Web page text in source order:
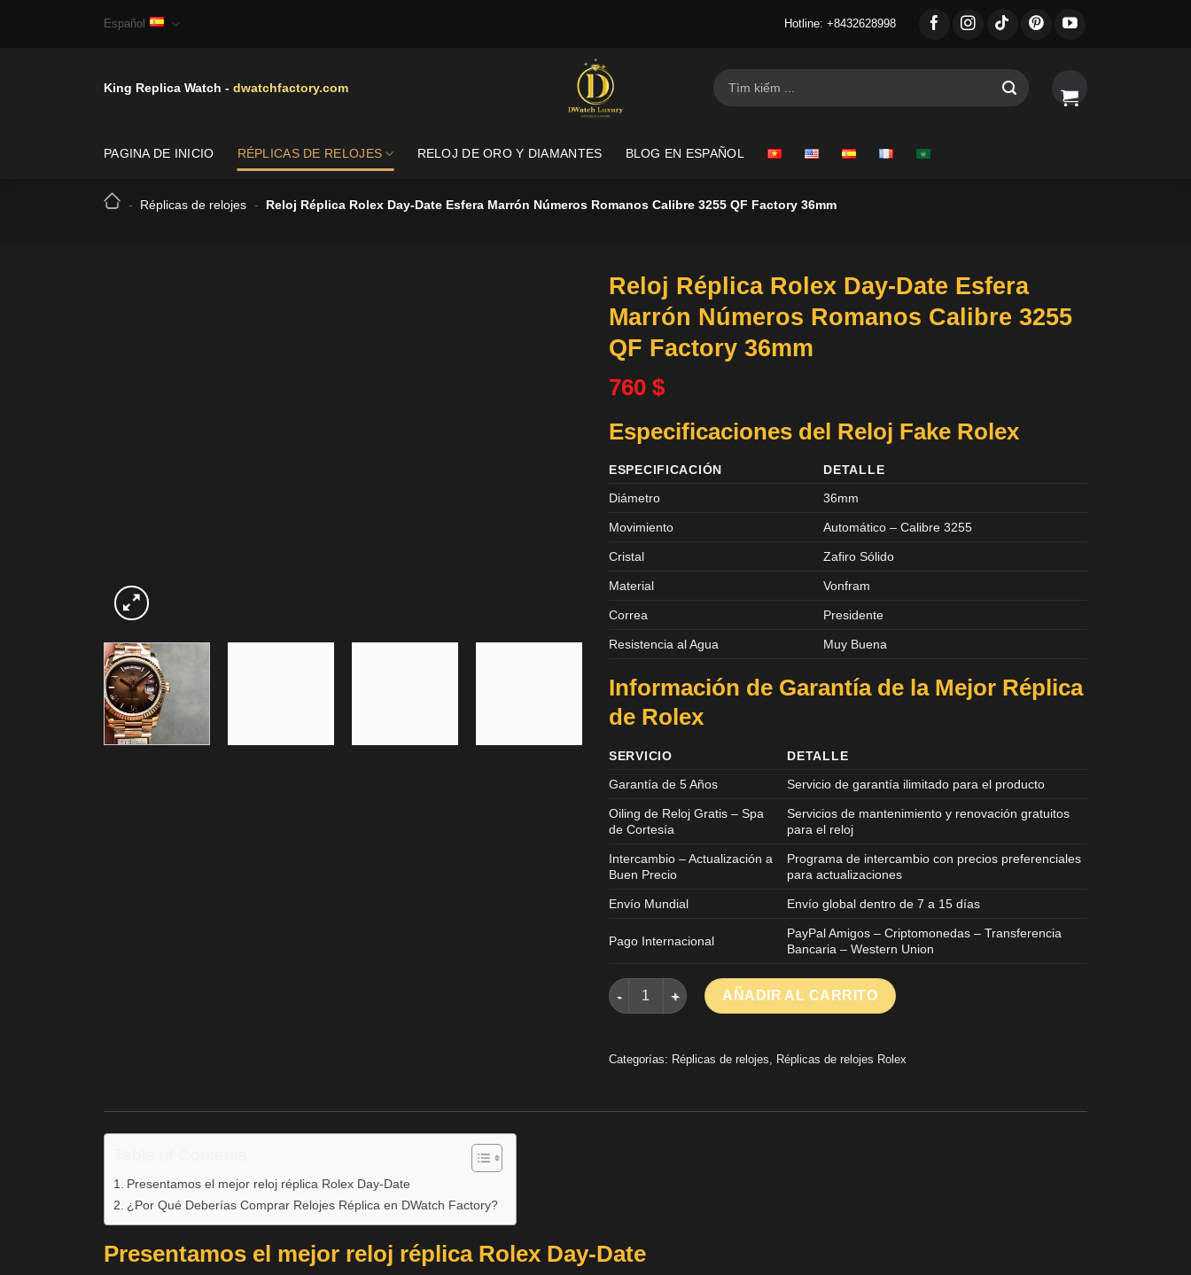
Español Hotline: +8432628998
King Replica Watch - dwatchfactory.com
Buscar
por:
PAGINA DE INICIO RÉPLICAS DE RELOJES RELOJ DE ORO Y DIAMANTES BLOG EN ESPAÑOL
- Réplicas de relojes - Reloj Réplica Rolex Day-Date Esfera Marrón Números Romanos Calibre 3255 QF Factory 36mm
Reloj Réplica Rolex Day-Date Esfera
Marrón Números Romanos Calibre 3255
QF Factory 36mm
760 $
Especificaciones del Reloj Fake Rolex
ESPECIFICACIÓN
DETALLE
Diámetro
36mm
Movimiento Automático – Calibre 3255
Cristal Zafiro Sólido
Material Vonfram
Correa Presidente
Resistencia al Agua Muy Buena
Información de Garantía de la Mejor Réplica
de Rolex
SERVICIO
DETALLE
Garantía de 5 Años
Servicio de garantía ilimitado para el producto
Oiling de Reloj Gratis – Spa
de Cortesía
Servicios de mantenimiento y renovación gratuitos
para el reloj
Intercambio – Actualización a
Buen Precio
Programa de intercambio con precios preferenciales
para actualizaciones
Envío Mundial Envío global dentro de 7 a 15 días
Pago Internacional
PayPal Amigos – Criptomonedas – Transferencia
Bancaria – Western Union
Reloj Réplica Rolex Day-Date Esfera Marrón Números Romanos Calibre 3255 QF Factory 36mm
AÑADIR AL CARRITO
Categorías: Réplicas de relojes Réplicas de relojes Rolex
Presentamos el mejor reloj réplica Rolex Day-Date
¿Por Qué Deberías Comprar Relojes Réplica en DWatch Factory?
Presentamos el mejor reloj réplica Rolex Day-Date